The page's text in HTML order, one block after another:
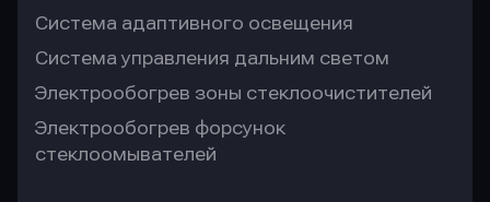
Система адаптивного освещения
Система управления дальним светом
Электрообогрев зоны стеклоочистителей
Электрообогрев форсунок
стеклоомывателей